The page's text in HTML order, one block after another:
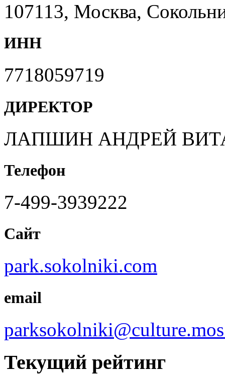
107113, Москва,
ИНН
7718059719
ДИРЕКТОР
ЛАПШИН АНДРЕЙ
Телефон
7-499-3939222
Сайт
park.sokolniki.com
email
Текущий рейтинг